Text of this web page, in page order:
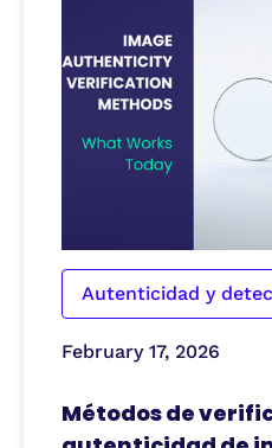
Autenticidad y
February 17, 2026
Métodos de